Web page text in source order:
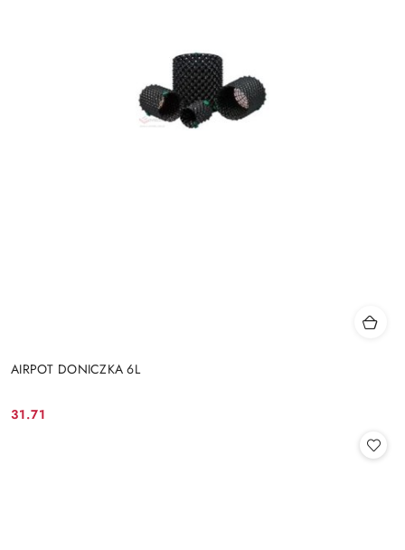
AIRPOT DONICZKA 6L
Cena:
31.71